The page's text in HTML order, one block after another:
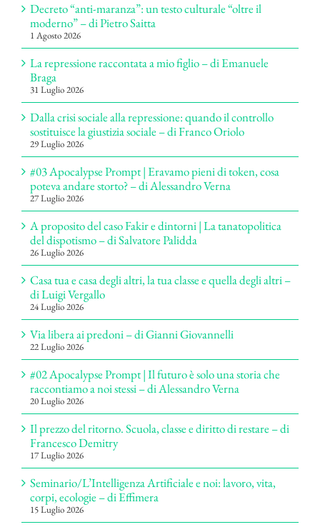
Decreto “anti-maranza”: un testo culturale “oltre il
moderno” – di Pietro Saitta
1 Agosto 2026
La repressione raccontata a mio figlio – di Emanuele
Braga
31 Luglio 2026
Dalla crisi sociale alla repressione: quando il controllo
sostituisce la giustizia sociale – di Franco Oriolo
29 Luglio 2026
#03 Apocalypse Prompt | Eravamo pieni di token, cosa
poteva andare storto? – di Alessandro Verna
27 Luglio 2026
A proposito del caso Fakir e dintorni | La tanatopolitica
del dispotismo – di Salvatore Palidda
26 Luglio 2026
Casa tua e casa degli altri, la tua classe e quella degli altri –
di Luigi Vergallo
24 Luglio 2026
Via libera ai predoni – di Gianni Giovannelli
22 Luglio 2026
#02 Apocalypse Prompt | Il futuro è solo una storia che
raccontiamo a noi stessi – di Alessandro Verna
20 Luglio 2026
Il prezzo del ritorno. Scuola, classe e diritto di restare – di
Francesco Demitry
17 Luglio 2026
Seminario/L’Intelligenza Artificiale e noi: lavoro, vita,
corpi, ecologie – di Effimera
15 Luglio 2026